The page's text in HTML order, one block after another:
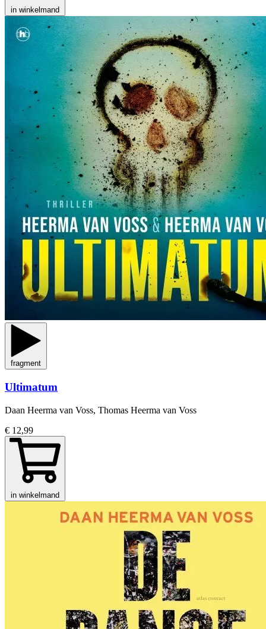
in winkelmand
fragment
Ultimatum
Daan Heerma van Voss, Thomas Heerma van Voss
€ 12,99
in winkelmand